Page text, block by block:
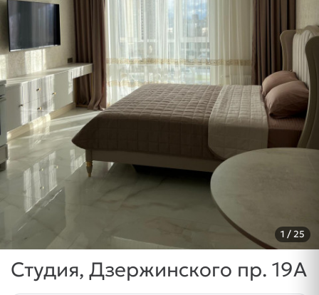
1 / 25
Студия, Дзержинского пр. 19А